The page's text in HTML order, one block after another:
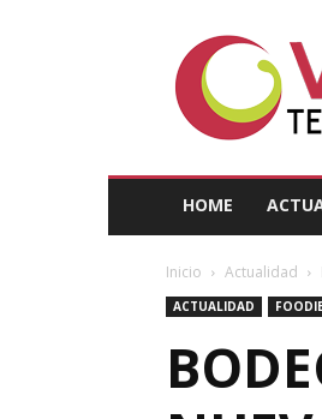
Vino
Tendencias
HOME
Inicio Actualidad
ACTUALIDAD